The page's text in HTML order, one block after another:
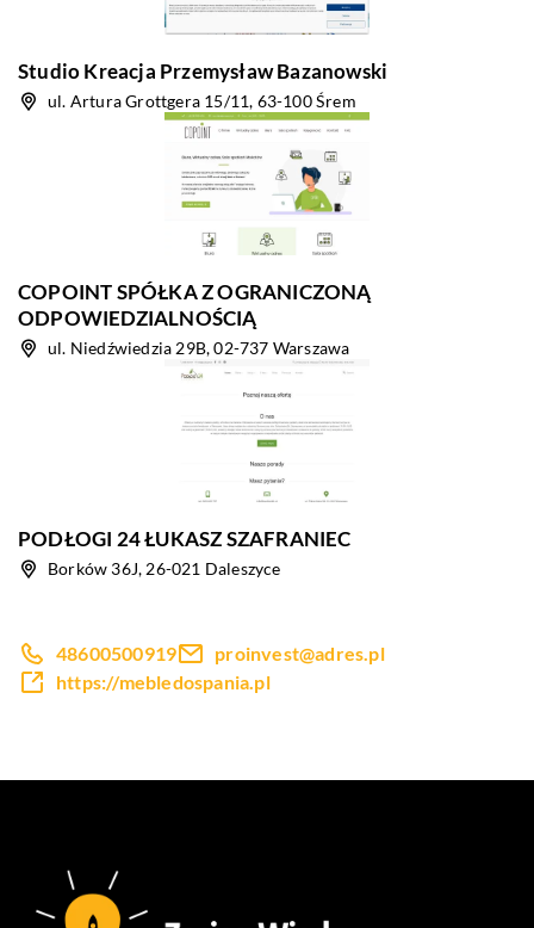
Studio Kreacja Przemysław Bazanowski
ul. Artura Grottgera 15/11, 63-100 Śrem
COPOINT SPÓŁKA Z OGRANICZONĄ
ODPOWIEDZIALNOŚCIĄ
ul. Niedźwiedzia 29B, 02-737 Warszawa
PODŁOGI 24 ŁUKASZ SZAFRANIEC
Borków 36J, 26-021 Daleszyce
48600500919
proinvest@adres.pl
https://mebledospania.pl